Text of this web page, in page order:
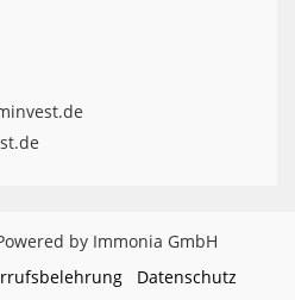
by Immonia GmbH
Datenschutz